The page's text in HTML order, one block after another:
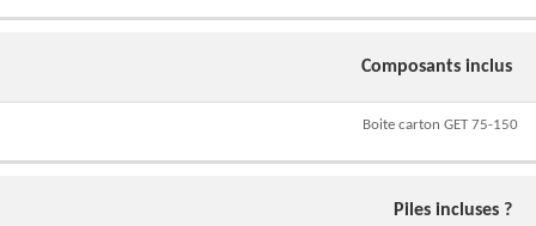
Composants inclus
Boite carton GET 75-150
Piles incluses ?